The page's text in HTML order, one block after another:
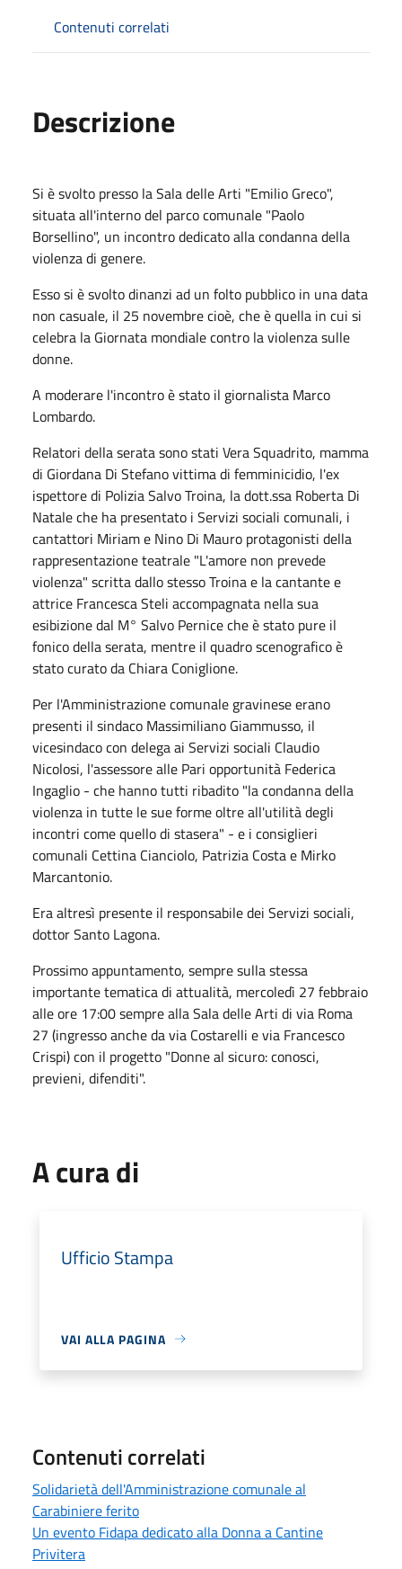
Contenuti correlati
Descrizione
Si è svolto presso la Sala delle Arti "Emilio Greco",
situata all'interno del parco comunale "Paolo
Borsellino", un incontro dedicato alla condanna della
violenza di genere.
Esso si è svolto dinanzi ad un folto pubblico in una data
non casuale, il 25 novembre cioè, che è quella in cui si
celebra la Giornata mondiale contro la violenza sulle
donne.
A moderare l'incontro è stato il giornalista Marco
Lombardo.
Relatori della serata sono stati Vera Squadrito, mamma
di Giordana Di Stefano vittima di femminicidio, l'ex
ispettore di Polizia Salvo Troina, la dott.ssa Roberta Di
Natale che ha presentato i Servizi sociali comunali, i
cantattori Miriam e Nino Di Mauro protagonisti della
rappresentazione teatrale "L'amore non prevede
violenza" scritta dallo stesso Troina e la cantante e
attrice Francesca Steli accompagnata nella sua
esibizione dal M° Salvo Pernice che è stato pure il
fonico della serata, mentre il quadro scenografico è
stato curato da Chiara Coniglione.
Per l'Amministrazione comunale gravinese erano
presenti il sindaco Massimiliano Giammusso, il
vicesindaco con delega ai Servizi sociali Claudio
Nicolosi, l'assessore alle Pari opportunità Federica
Ingaglio - che hanno tutti ribadito "la condanna della
violenza in tutte le sue forme oltre all'utilità degli
incontri come quello di stasera" - e i consiglieri
comunali Cettina Cianciolo, Patrizia Costa e Mirko
Marcantonio.
Era altresì presente il responsabile dei Servizi sociali,
dottor Santo Lagona.
Prossimo appuntamento, sempre sulla stessa
importante tematica di attualità, mercoledì 27 febbraio
alle ore 17:00 sempre alla Sala delle Arti di via Roma
27 (ingresso anche da via Costarelli e via Francesco
Crispi) con il progetto "Donne al sicuro: conosci,
previeni, difenditi".
A cura di
Ufficio Stampa
VAI ALLA PAGINA
Contenuti correlati
Solidarietà dell'Amministrazione comunale al
Carabiniere ferito
Un evento Fidapa dedicato alla Donna a Cantine
Privitera